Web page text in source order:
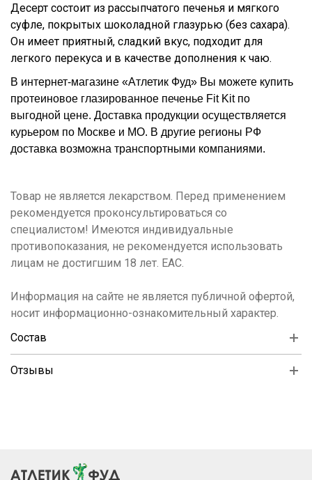
Десерт состоит из рассыпчатого печенья и мягкого
суфле, покрытых шоколадной глазурью (без сахара).
Он имеет приятный, сладкий вкус, подходит для
легкого перекуса и в качестве дополнения к чаю.
В интернет-магазине «Атлетик Фуд» Вы можете купить
протеиновое глазированное печенье Fit Kit по
выгодной цене. Доставка продукции осуществляется
курьером по Москве и МО. В другие регионы РФ
доставка возможна транспортными компаниями.
Товар не является лекарством. Перед применением
рекомендуется проконсультироваться со
специалистом! Имеются индивидуальные
противопоказания, не рекомендуется использовать
лицам не достигшим 18 лет. ЕАС.
Информация на сайте не является публичной офертой,
носит информационно-ознакомительный характер.
Состав
Отзывы